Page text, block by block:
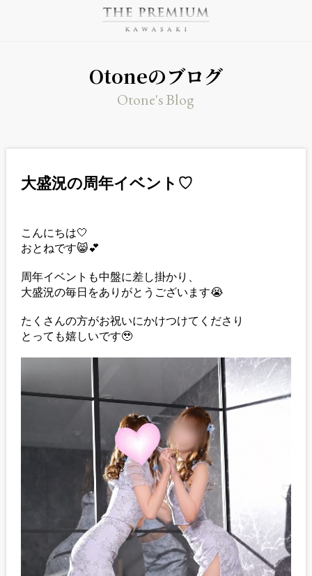
Otoneのブログ
Otone's Blog
大盛況の周年イベント♡
こんにちは🤍
おとねです😸💕
周年イベントも中盤に差し掛かり、
大盛況の毎日をありがとうございます😭
たくさんの方がお祝いにかけつけてくださり
とっても嬉しいです🥹